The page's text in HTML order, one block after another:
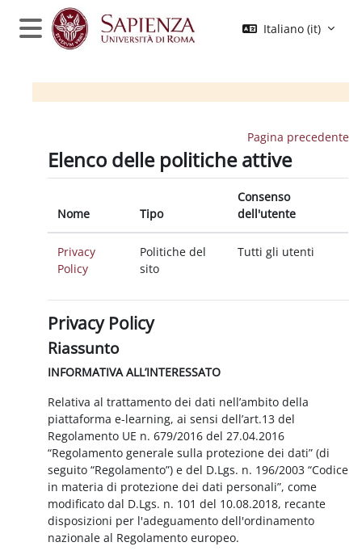
Vai al contenuto principale
Pannello laterale
Italiano ‎(it)‎
Pagina precedente
Elenco delle politiche attive
Nome Tipo
Consenso
dell'utente
Privacy
Policy
Politiche del
sito
Tutti gli utenti
Privacy Policy
Riassunto
INFORMATIVA ALL’INTERESSATO
Relativa al trattamento dei dati nell’ambito della
piattaforma e-learning, ai sensi dell’art.13 del
Regolamento UE n. 679/2016 del 27.04.2016
“Regolamento generale sulla protezione dei dati” (di
seguito “Regolamento”) e del D.Lgs. n. 196/2003 “Codice
in materia di protezione dei dati personali”, come
modificato dal D.Lgs. n. 101 del 10.08.2018, recante
disposizioni per l'adeguamento dell'ordinamento
nazionale al Regolamento europeo.